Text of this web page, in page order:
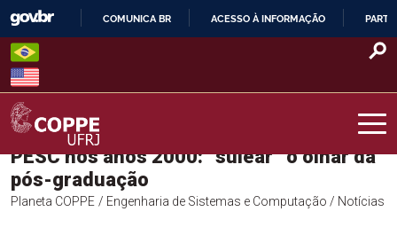
Skip
content
O
COMUNICA BR ACESSO À INFORMAÇÃO
COPPE – UFRJ
PESC nos anos 2000: “sulear” o olhar da
pós-graduação
Planeta COPPE / Engenharia de Sistemas e Computação / Notícias